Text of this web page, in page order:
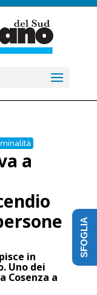
a
in
Uno dei
Cosenza a
SFOGLIA